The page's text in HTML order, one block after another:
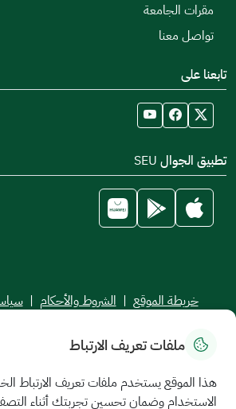
مقرات الجامعة
تواصل معنا
تابعنا على
تطبيق الجوال SEU
خريطة الموقع | الشروط والأحكام |
جميع الحقوق محفوظة للجامعة السعودية
ملفات تعريف الارتباط
هذا الموقع يستخدم ملفات تعريف الارتباط
الاستخدام وضمان تحسين تجربتك أثناء